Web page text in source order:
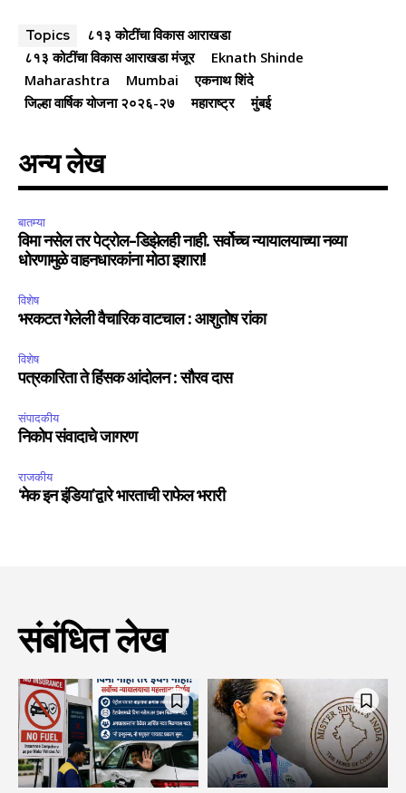
Topics
८१३ कोटींचा विकास आराखडा
८१३ कोटींचा विकास आराखडा मंजूर
Eknath Shinde
Maharashtra
Mumbai
एकनाथ शिंदे
जिल्हा वार्षिक योजना २०२६-२७
महाराष्ट्र मुंबई
अन्य लेख
बातम्या
विमा नसेल तर पेट्रोल-डिझेलही नाही. सर्वोच्च न्यायालयाच्या नव्या
धोरणामुळे वाहनधारकांना मोठा इशारा!
विशेष
भरकटत गेलेली वैचारिक वाटचाल : आशुतोष रांका
विशेष
पत्रकारिता ते हिंसक आंदोलन : सौरव दास
संपादकीय
निकोप संवादाचे जागरण
राजकीय
‘मेक इन इंडिया’द्वारे भारताची राफेल भरारी
संबंधित लेख